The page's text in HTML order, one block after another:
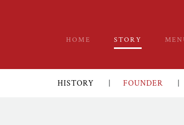
HOME STORY
HISTORY | FOUNDER |